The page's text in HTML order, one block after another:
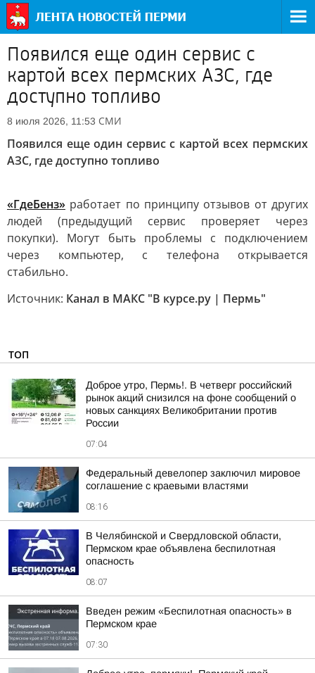
Появился еще один сервис с
картой всех пермских АЗС, где
доступно топливо
8 июля 2026, 11:53 СМИ
Появился еще один сервис с картой всех пермских
АЗС, где доступно топливо
«ГдеБенз» работает по принципу отзывов от других
людей (предыдущий сервис проверяет через
покупки). Могут быть проблемы с подключением
через компьютер, с телефона открывается
стабильно.
Источник: Канал в МАКС "В курсе.ру | Пермь"
ТОП
Доброе утро, Пермь!. В четверг российский
рынок акций снизился на фоне сообщений о
новых санкциях Великобритании против
России
07:04
Федеральный девелопер заключил мировое
соглашение с краевыми властями
08:16
В Челябинской и Свердловской области,
Пермском крае объявлена беспилотная
опасность
08:07
Введен режим «Беспилотная опасность» в
Пермском крае
07:30